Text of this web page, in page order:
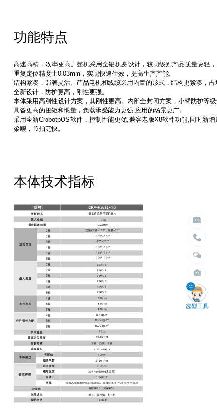
 选择臂展
不限
1.5米以内
2米以内
2.5米以内
3米以内
 选择负载
不限
10kg以内
30kg以内
50kg以内
100kg以内
400kg以内

选型工具
功能特点
高速高精，效率更高。整机采用全铝机身设计，较同级别产品质量更轻
重复定位精度士0.03mm，实现快速生效，提高生产产能。
结构紧凑，部署灵活。产品电机和线缆采用内置的形式，结构更紧凑，
全新设计，防护更高，刚性更强。
本体采用高刚性设计方案，其刚性更高。内部全封闭方案，小臂防护等
具备更高的扭矩和惯量，负载承受能力更强,应用的场景更广。
采用全新CrobotpOS软件，控制性能更优,兼容老版X8软件功能,同时新
柔顺，节拍更快。
本体技术指标